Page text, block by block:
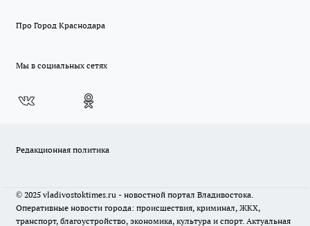
Про Город Краснодара
Мы в социальных сетях
Редакционная политика
© 2025 vladivostoktimes.ru - новостной портал Владивостока.
Оперативные новости города: происшествия, криминал, ЖКХ,
транспорт, благоустройство, экономика, культура и спорт. Актуальная